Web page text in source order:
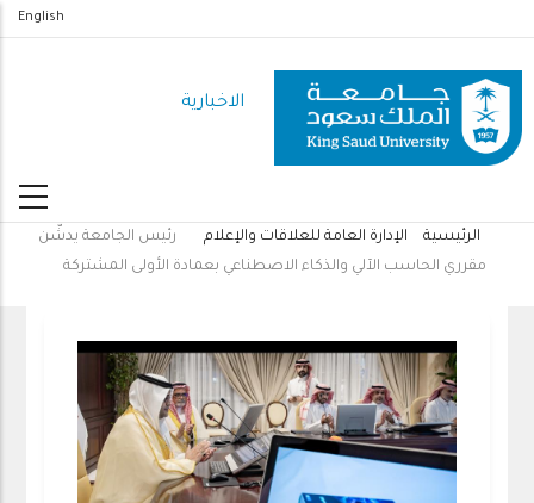
المحتوى
الرئيسي
English
الاخبارية
مسار
الرئيسية الإدارة العامة للعلاقات والإعلام
رئيس الجامعة يدشّن
مقرري الحاسب الآلي والذكاء الاصطناعي بعمادة الأولى المشتركة